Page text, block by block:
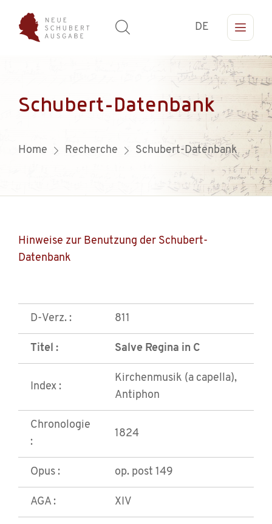
DE
Schubert-Datenbank
Home Recherche Schubert-Datenbank
Hinweise zur Benutzung der Schubert-
Datenbank
D-Verz. : 811
Titel : Salve Regina in C
Index :
Kirchenmusik (a capella),
Antiphon
Chronologie
:
1824
Opus : op. post 149
AGA : XIV